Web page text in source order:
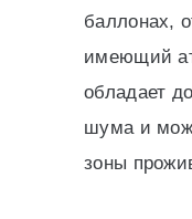
баллонах,
имеющий
обладает
шума и
зоны